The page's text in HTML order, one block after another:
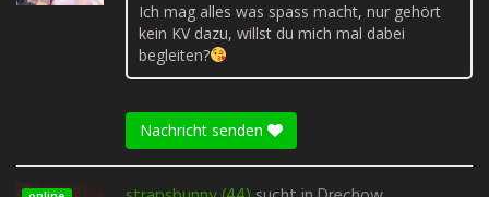
Ich mag alles was spass macht, nur gehört
kein KV dazu, willst du mich mal dabei
begleiten?
Nachricht senden